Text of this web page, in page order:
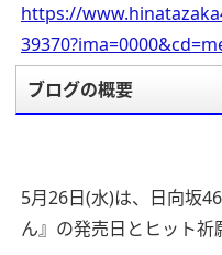
https://
ブログの概要
5月26日(水)は、日向坂
ん』の発売日とヒット祈